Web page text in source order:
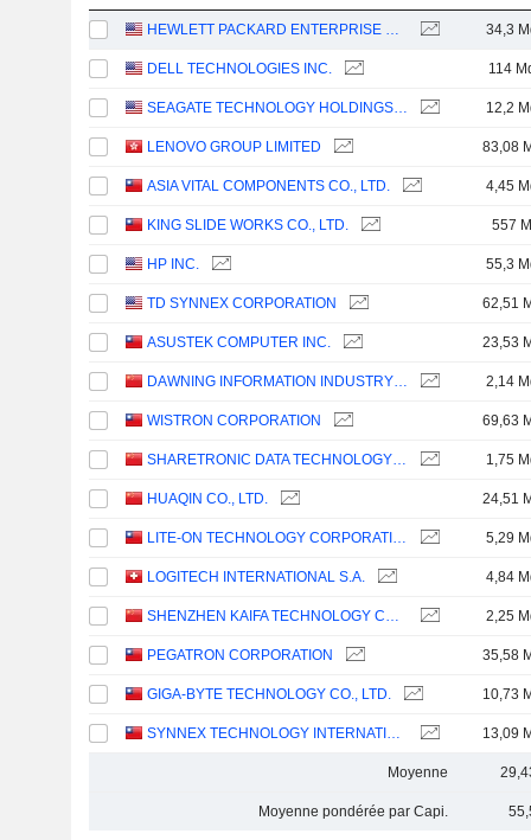
HEWLETT PACKARD ENTERPRISE COMPANY 34,3
DELL TECHNOLOGIES INC. 114
SEAGATE TECHNOLOGY HOLDINGS PLC 12,2
LENOVO GROUP LIMITED 83,08
ASIA VITAL COMPONENTS CO., LTD. 4,45
KING SLIDE WORKS CO., LTD. 557 M
HP INC. 55,3
TD SYNNEX CORPORATION 62,51
ASUSTEK COMPUTER INC. 23,53
DAWNING INFORMATION INDUSTRY CO., LTD. 2,14
WISTRON CORPORATION 69,63
SHARETRONIC DATA TECHNOLOGY CO., LTD. 1,75
HUAQIN CO., LTD. 24,51
LITE-ON TECHNOLOGY CORPORATION 5,29
LOGITECH INTERNATIONAL S.A. 4,84
SHENZHEN KAIFA TECHNOLOGY CO., LTD. 2,25
PEGATRON CORPORATION 35,58
GIGA-BYTE TECHNOLOGY CO., LTD. 10,73
SYNNEX TECHNOLOGY INTERNATIONAL CORPORATION 13,09
Moyenne
Moyenne pondérée par Capi.